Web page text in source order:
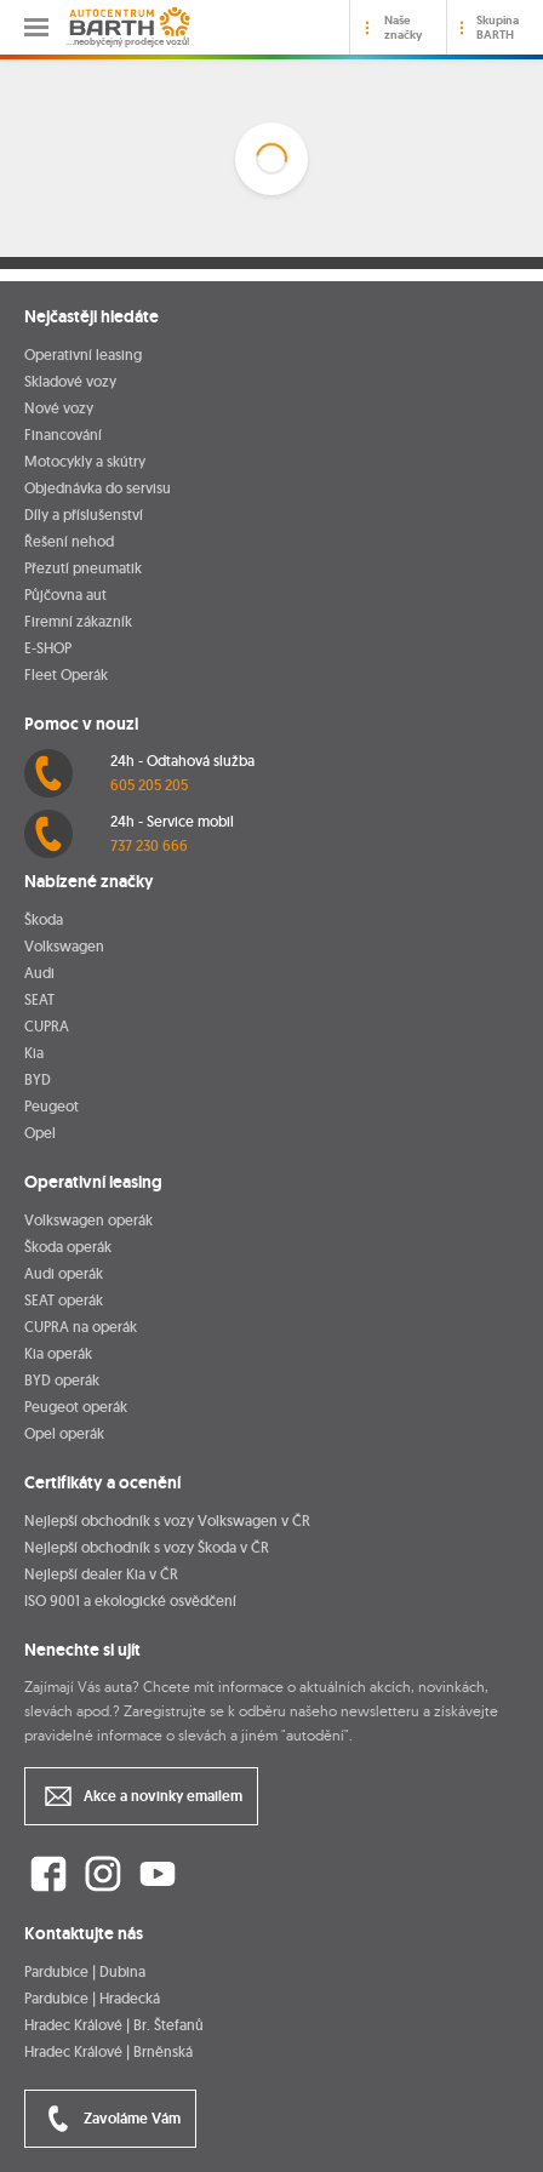
…neobyčejný prodejce vozů!
Naše
značky
Skupina
BARTH
Nejčastěji hledáte
Operativní leasing
Skladové vozy
Nové vozy
Financování
Motocykly a skútry
Objednávka do servisu
Díly a příslušenství
Řešení nehod
Přezutí pneumatik
Půjčovna aut
Firemní zákazník
E-SHOP
Fleet Operák
Pomoc v nouzi
24h - Odtahová služba
605 205 205
24h - Service mobil
737 230 666
Nabízené značky
Škoda
Volkswagen
Audi
SEAT
CUPRA
Kia
BYD
Peugeot
Opel
Operativní leasing
Volkswagen operák
Škoda operák
Audi operák
SEAT operák
CUPRA na operák
Kia operák
BYD operák
Peugeot operák
Opel operák
Certifikáty a ocenění
Nejlepší obchodník s vozy Volkswagen v ČR
Nejlepší obchodník s vozy Škoda v ČR
Nejlepší dealer Kia v ČR
ISO 9001 a ekologické osvědčení
Nenechte si ujít
Zajímají Vás auta? Chcete mít informace o aktuálních akcích, novinkách,
slevách apod.? Zaregistrujte se k odběru našeho newsletteru a získávejte
pravidelné informace o slevách a jiném "autodění".
Akce a novinky emailem
Kontaktujte nás
Pardubice | Dubina
Pardubice | Hradecká
Hradec Králové | Br. Štefanů
Hradec Králové | Brněnská
Zavoláme Vám